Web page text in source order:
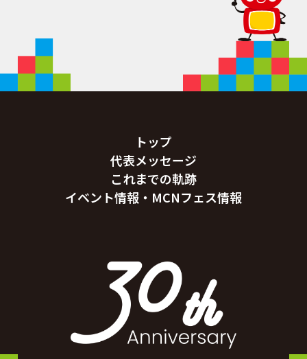
トップ
代表メッセージ
これまでの軌跡
イベント情報・MCNフェス情報